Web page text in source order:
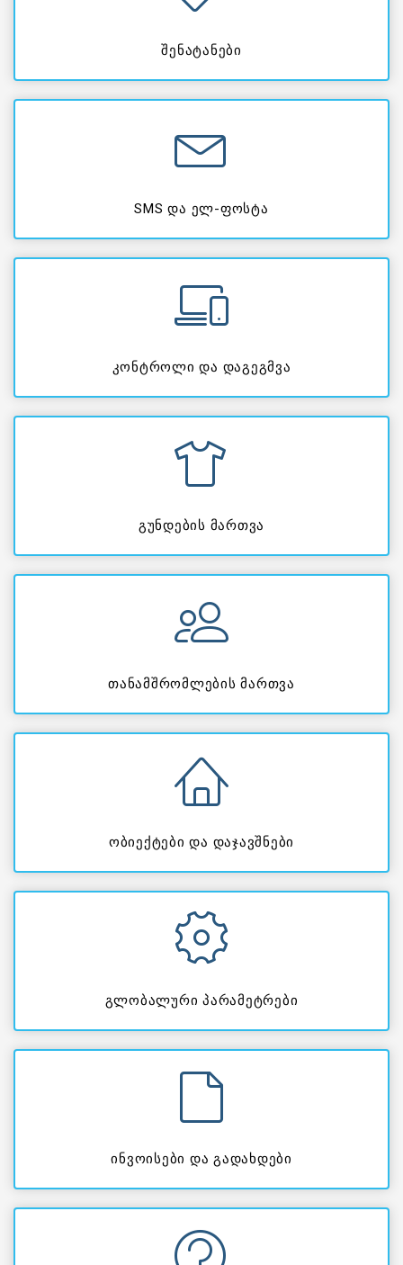
შენატანები
SMS და ელ-ფოსტა
კონტროლი და დაგეგმვა
გუნდების მართვა
თანამშრომლების მართვა
ობიექტები და დაჯავშნები
გლობალური პარამეტრები
ინვოისები და გადახდები